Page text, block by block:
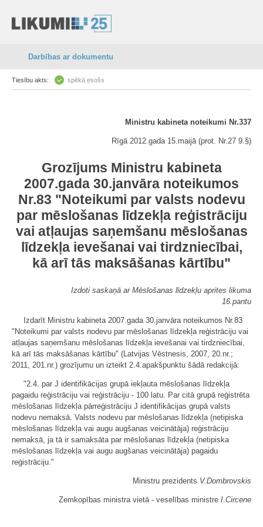
Darbības ar dokumentu
Tiesību akts: spēkā esošs
Ministru kabineta noteikumi Nr.337
Rīgā 2012.gada 15.maijā (prot. Nr.27 9.§)
Grozījums Ministru kabineta
2007.gada 30.janvāra noteikumos
Nr.83 "Noteikumi par valsts nodevu
par mēslošanas līdzekļa reģistrāciju
vai atļaujas saņemšanu mēslošanas
līdzekļa ievešanai vai tirdzniecībai,
kā arī tās maksāšanas kārtību"
Izdoti saskaņā ar Mēslošanas līdzekļu aprites likuma
16.pantu
Izdarīt Ministru kabineta 2007.gada 30.janvāra noteikumos Nr.83
"Noteikumi par valsts nodevu par mēslošanas līdzekļa reģistrāciju vai
atļaujas saņemšanu mēslošanas līdzekļa ievešanai vai tirdzniecībai,
kā arī tās maksāšanas kārtību" (Latvijas Vēstnesis, 2007, 20.nr.;
2011, 201.nr.) grozījumu un izteikt 2.4.apakšpunktu šādā redakcijā:
"2.4. par J identifikācijas grupā iekļauta mēslošanas līdzekļa
pagaidu reģistrāciju vai reģistrāciju - 100 latu. Par citā grupā reģistrēta
mēslošanas līdzekļa pārreģistrāciju J identifikācijas grupā valsts
nodevu nemaksā. Valsts nodevu par mēslošanas līdzekļa (netipiska
mēslošanas līdzekļa vai augu augšanas veicinātāja) reģistrāciju
nemaksā, ja tā ir samaksāta par mēslošanas līdzekļa (netipiska
mēslošanas līdzekļa vai augu augšanas veicinātāja) pagaidu
reģistrāciju."
Ministru prezidents V.Dombrovskis
Zemkopības ministra vietā - veselības ministre I.Circene